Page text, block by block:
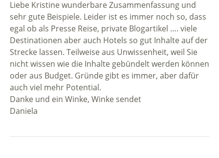
Liebe Kristine wunderbare Zusammenfassung und
sehr gute Beispiele. Leider ist es immer noch so, dass
egal ob als Presse Reise, private Blogartikel …. viele
Destinationen aber auch Hotels so gut Inhalte auf der
Strecke lassen. Teilweise aus Unwissenheit, weil Sie
nicht wissen wie die Inhalte gebündelt werden können
oder aus Budget. Gründe gibt es immer, aber dafür
auch viel mehr Potential.
Danke und ein Winke, Winke sendet
Daniela